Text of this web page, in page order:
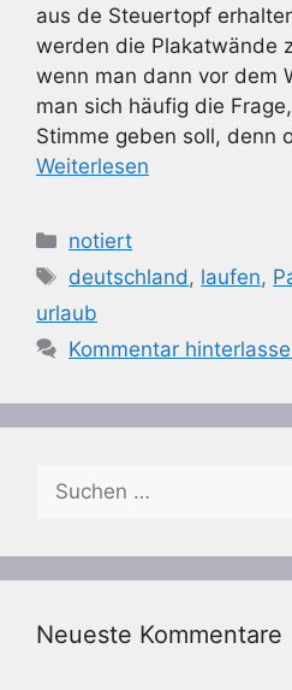
aus de Steuertopf
werden die Plakatwände
wenn man dann vor dem
man sich häufig die
Stimme geben soll, denn
Weiterlesen
Kategorien
notiert
Schlagwörter
deutschland, laufen,
urlaub
Kommentar
Suchen
nach:
Neueste Kommentare